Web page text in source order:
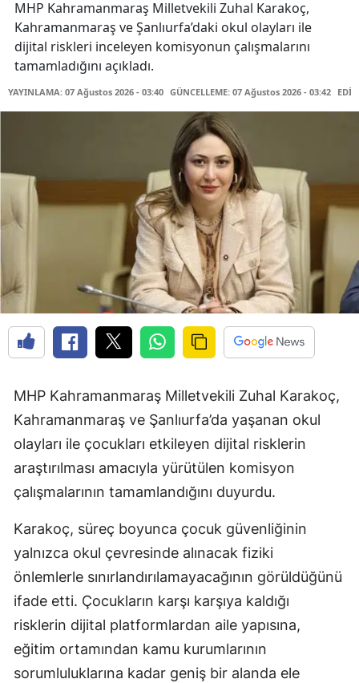
MHP Kahramanmaraş Milletvekili Zuhal Karakoç,
Kahramanmaraş ve Şanlıurfa’daki okul olayları ile
dijital riskleri inceleyen komisyonun çalışmalarını
tamamladığını açıkladı.
YAYINLAMA: 07 Ağustos 2026 - 03:40 GÜNCELLEME: 07 Ağustos 2026 - 03:42
MHP Kahramanmaraş Milletvekili Zuhal Karakoç,
Kahramanmaraş ve Şanlıurfa’da yaşanan okul
olayları ile çocukları etkileyen dijital risklerin
araştırılması amacıyla yürütülen komisyon
çalışmalarının tamamlandığını duyurdu.
Karakoç, süreç boyunca çocuk güvenliğinin
yalnızca okul çevresinde alınacak fiziki
önlemlerle sınırlandırılamayacağının görüldüğünü
ifade etti. Çocukların karşı karşıya kaldığı
risklerin dijital platformlardan aile yapısına,
eğitim ortamından kamu kurumlarının
sorumluluklarına kadar geniş bir alanda ele